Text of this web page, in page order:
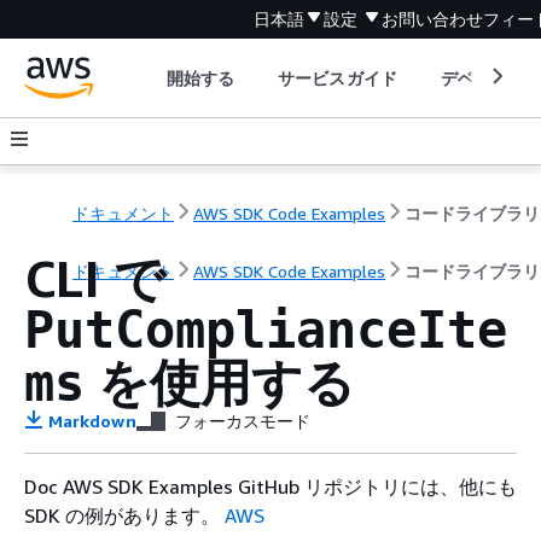
日本語 設定 お問い合わせフィー
開始する サービスガイド デベロッパ
ドキュメント AWS SDK Code Examples コードライブラリ
ドキュメント AWS SDK Code Examples コードライブラリ
CLI で
PutComplianceIte
ms を使用する
Markdown フォーカスモード
Doc AWS SDK Examples GitHub リポジトリには、他にも
SDK の例があります。 AWS